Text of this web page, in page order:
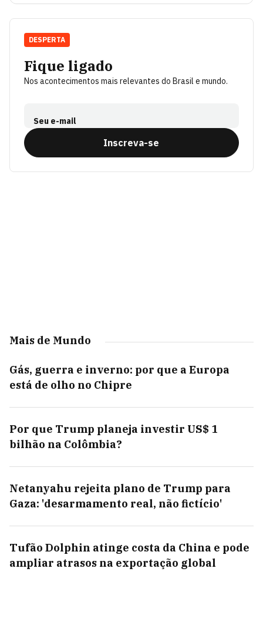
Fique ligado
Nos acontecimentos mais relevantes do Brasil e mundo.
Seu e-mail
Inscreva-se
DESPERTA
Mais de Mundo
Gás, guerra e inverno: por que a Europa
está de olho no Chipre
Por que Trump planeja investir US$ 1
bilhão na Colômbia?
Netanyahu rejeita plano de Trump para
Gaza: 'desarmamento real, não fictício'
Tufão Dolphin atinge costa da China e pode
ampliar atrasos na exportação global